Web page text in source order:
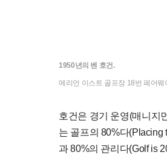
1950년의 벤 호건.
메리언 이스트 골프장 18번 페어
호건은 경기 운영(매니지
는 골프의 80%다(Placing
과 80%의 관리다(Golf is